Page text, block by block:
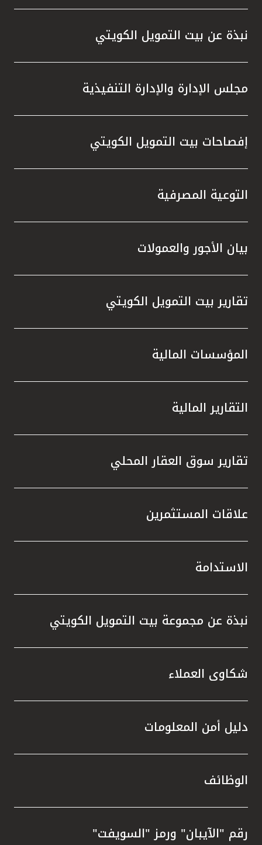
نبذة عن بيت التمويل الكويتي
مجلس الإدارة والإدارة التنفيذية
إفصاحات بيت التمويل الكويتي
التوعية المصرفية
بيان الأجور والعمولات
تقارير بيت التمويل الكويتي
المؤسسات المالية
التقارير المالية
تقارير سوق العقار المحلي
علاقات المستثمرين
الاستدامة
نبذة عن مجموعة بيت التمويل الكويتي
شكاوى العملاء
دليل أمن المعلومات
الوظائف
رقم "الآيبان" ورمز "السويفت"